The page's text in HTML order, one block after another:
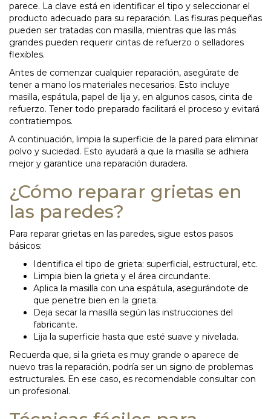
parece. La clave está en identificar el tipo y seleccionar el
producto adecuado para su reparación. Las fisuras pequeñas
pueden ser tratadas con masilla, mientras que las más
grandes pueden requerir cintas de refuerzo o selladores
flexibles.
Antes de comenzar cualquier reparación, asegúrate de
tener a mano los materiales necesarios. Esto incluye
masilla, espátula, papel de lija y, en algunos casos, cinta de
refuerzo. Tener todo preparado facilitará el proceso y evitará
contratiempos.
A continuación, limpia la superficie de la pared para eliminar
polvo y suciedad. Esto ayudará a que la masilla se adhiera
mejor y garantice una reparación duradera.
¿Cómo reparar grietas en
las paredes?
Para reparar grietas en las paredes, sigue estos pasos
básicos:
Identifica el tipo de grieta: superficial, estructural, etc.
Limpia bien la grieta y el área circundante.
Aplica la masilla con una espátula, asegurándote de
que penetre bien en la grieta.
Deja secar la masilla según las instrucciones del
fabricante.
Lija la superficie hasta que esté suave y nivelada.
Recuerda que, si la grieta es muy grande o aparece de
nuevo tras la reparación, podría ser un signo de problemas
estructurales. En ese caso, es recomendable consultar con
un profesional.